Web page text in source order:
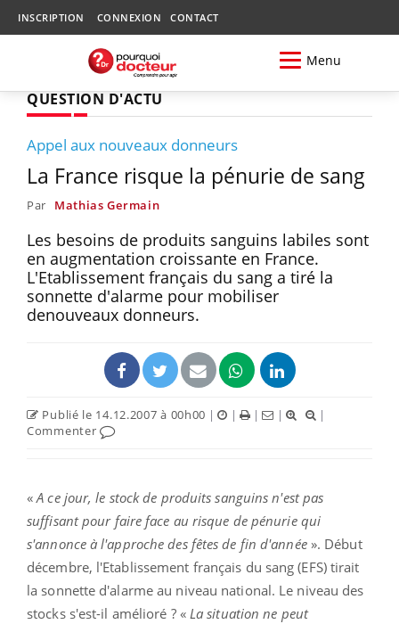
INSCRIPTION CONNEXION CONTACT
Menu
QUESTION D'ACTU
Appel aux nouveaux donneurs
La France risque la pénurie de sang
Par Mathias Germain
Les besoins de produits sanguins labiles sont
en augmentation croissante en France.
L'Etablissement français du sang a tiré la
sonnette d'alarme pour mobiliser
denouveaux donneurs.
Publié le 14.12.2007 à 00h00 | | | |
|
Commenter
«A ce jour, le stock de produits sanguins n'est pas
suffisant pour faire face au risque de pénurie qui
s'annonce à l'approche des fêtes de fin d'année». Début
décembre, l'Etablissement français du sang (EFS) tirait
la sonnette d'alarme au niveau national. Le niveau des
stocks s'est-il amélioré ? « La situation ne peut